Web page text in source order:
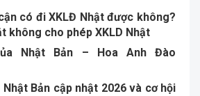
có đi XKLĐ Nhật được không?
không cho phép XKLD Nhật
Nhật Bản – Hoa Anh Đào
Nhật Bản cập nhật 2026 và cơ hội